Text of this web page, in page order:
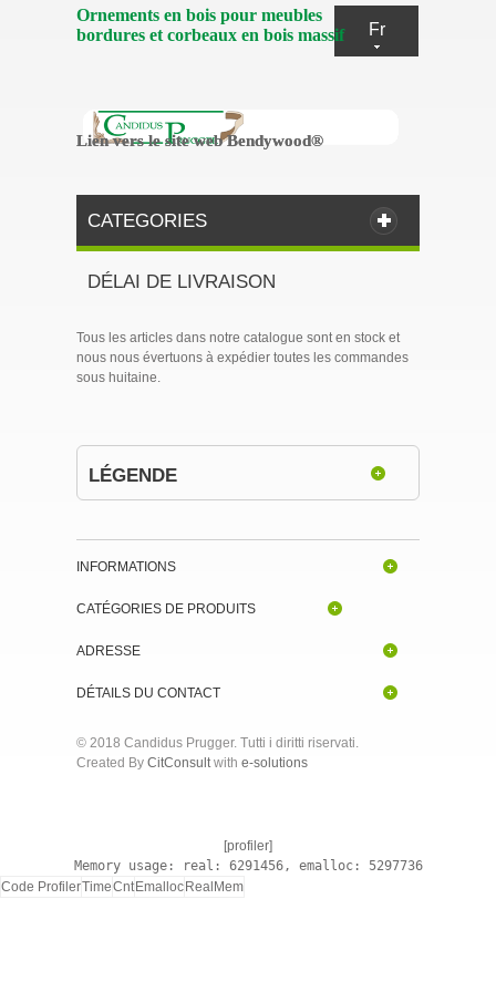
Fr
Ornements en bois pour meubles
bordures et corbeaux en bois massif
Lien vers le site web Bendywood®
Lien vers le site web Bendywood®
CATEGORIES
DÉLAI DE LIVRAISON
Tous les articles dans notre catalogue sont en stock et
nous nous évertuons à expédier toutes les commandes
sous huitaine.
LÉGENDE
INFORMATIONS
CATÉGORIES DE PRODUITS
ADRESSE
DÉTAILS DU CONTACT
© 2018 Candidus Prugger. Tutti i diritti riservati.
Created By CitConsultwith e-solutions
[profiler]
Memory usage: real: 6291456, emalloc: 5297736
Code ProfilerTimeCnt Emalloc RealMem